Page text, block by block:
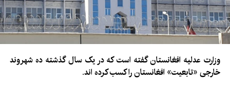
وزارت عدلیه افغانستان گفته است که در یک سال گذشته ده شهروند
خارجی «تابعیت» افغانستان را کسب کرده اند.